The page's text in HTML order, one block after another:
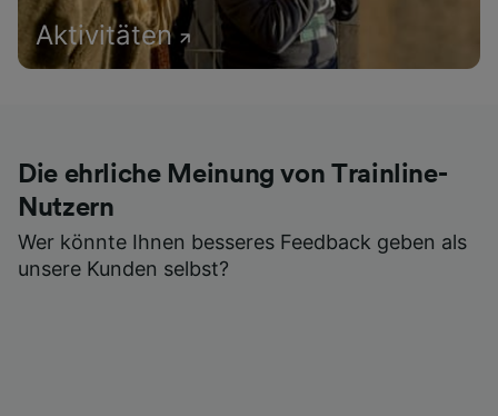
Aktivitäten
Die ehrliche Meinung von Trainline-
Nutzern
Wer könnte Ihnen besseres Feedback geben als
unsere Kunden selbst?